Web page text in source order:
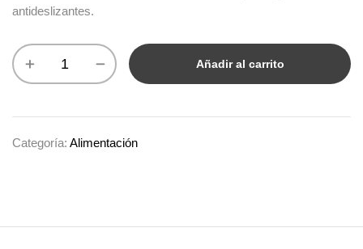
antideslizantes.
Añadir al carrito
Categoría: Alimentación